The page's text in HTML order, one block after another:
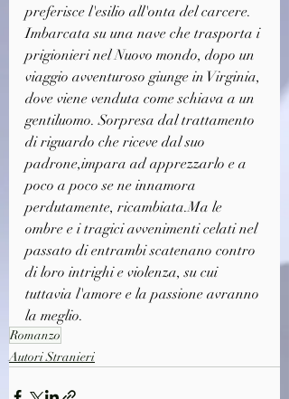
preferisce l'esilio all'onta del carcere.
Imbarcata su una nave che trasporta i
prigionieri nel Nuovo mondo, dopo un
viaggio avventuroso giunge in Virginia,
dove viene venduta come schiava a un
gentiluomo. Sorpresa dal trattamento
di riguardo che riceve dal suo
padrone,impara ad apprezzarlo e a
poco a poco se ne innamora
perdutamente, ricambiata.Ma le
ombre e i tragici avvenimenti celati nel
passato di entrambi scatenano contro
di loro intrighi e violenza, su cui
tuttavia l'amore e la passione avranno
la meglio.
Romanzo
Autori Stranieri